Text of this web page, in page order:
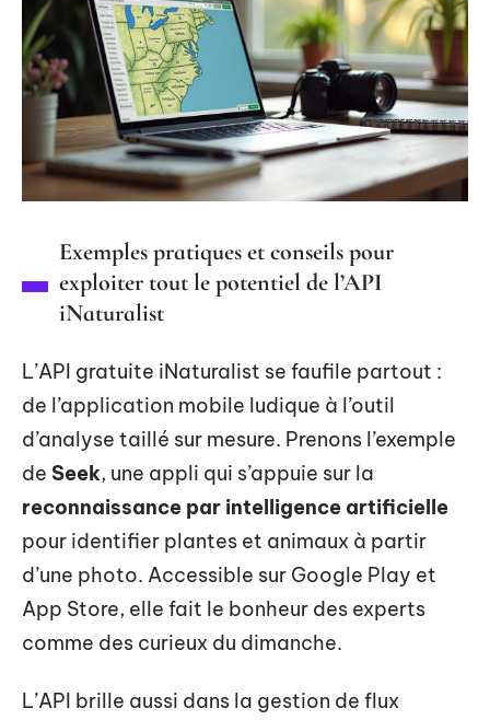
Exemples pratiques et conseils pour
exploiter tout le potentiel de l’API
iNaturalist
L’API gratuite iNaturalist se faufile partout :
de l’application mobile ludique à l’outil
d’analyse taillé sur mesure. Prenons l’exemple
de Seek, une appli qui s’appuie sur la
reconnaissance par intelligence artificielle
pour identifier plantes et animaux à partir
d’une photo. Accessible sur Google Play et
App Store, elle fait le bonheur des experts
comme des curieux du dimanche.
L’API brille aussi dans la gestion de flux